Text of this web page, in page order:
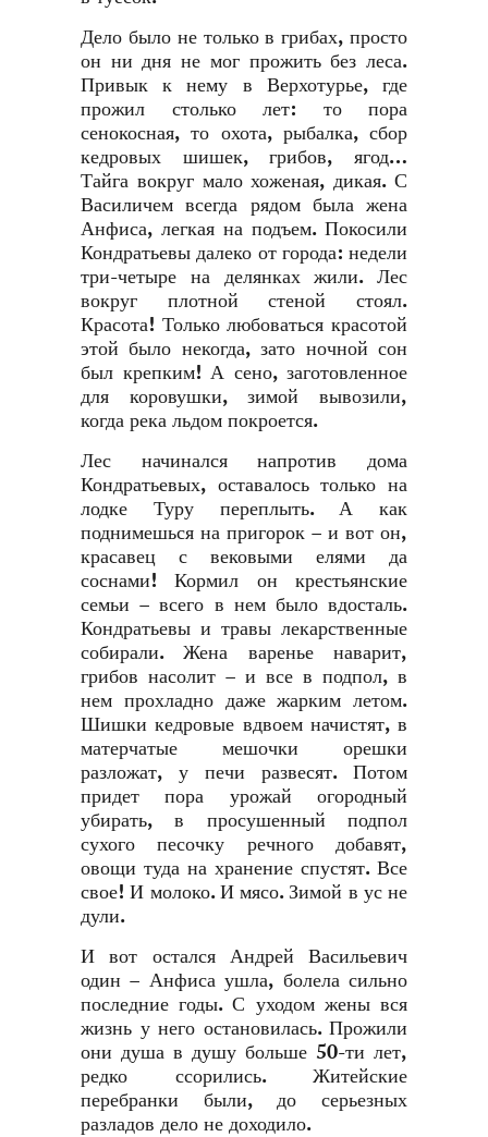
Дело было не только в грибах, просто
он ни дня не мог прожить без леса.
Привык к нему в Верхотурье, где
прожил столько лет: то пора
сенокосная, то охота, рыбалка, сбор
кедровых шишек, грибов, ягод…
Тайга вокруг мало хоженая, дикая. С
Василичем всегда рядом была жена
Анфиса, легкая на подъем. Покосили
Кондратьевы далеко от города: недели
три-четыре на делянках жили. Лес
вокруг плотной стеной стоял.
Красота! Только любоваться красотой
этой было некогда, зато ночной сон
был крепким! А сено, заготовленное
для коровушки, зимой вывозили,
когда река льдом покроется.
Лес начинался напротив дома
Кондратьевых, оставалось только на
лодке Туру переплыть. А как
поднимешься на пригорок – и вот он,
красавец с вековыми елями да
соснами! Кормил он крестьянские
семьи – всего в нем было вдосталь.
Кондратьевы и травы лекарственные
собирали. Жена варенье наварит,
грибов насолит – и все в подпол, в
нем прохладно даже жарким летом.
Шишки кедровые вдвоем начистят, в
матерчатые мешочки орешки
разложат, у печи развесят. Потом
придет пора урожай огородный
убирать, в просушенный подпол
сухого песочку речного добавят,
овощи туда на хранение спустят. Все
свое! И молоко. И мясо. Зимой в ус не
дули.
И вот остался Андрей Васильевич
один – Анфиса ушла, болела сильно
последние годы. С уходом жены вся
жизнь у него остановилась. Прожили
они душа в душу больше 50-ти лет,
редко ссорились. Житейские
перебранки были, до серьезных
разладов дело не доходило.